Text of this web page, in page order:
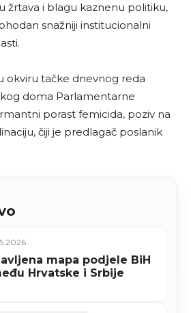
žrtava i blagu kaznenu politiku,
snažniji institucionalni
okviru tačke dnevnog reda
doma Parlamentarne
porast femicida, poziv na
čiji je predlagač poslanik
mapa podjele BiH
Hrvatske i Srbije